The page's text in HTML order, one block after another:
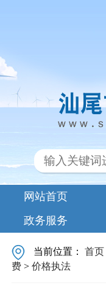
网站首页
政务服务
当前位置：首页
费 >价格执法